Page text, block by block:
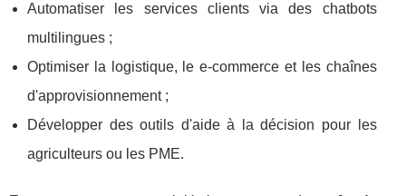
Automatiser les services clients via des chatbots
multilingues ;
Optimiser la logistique, le e-commerce et les chaînes
d'approvisionnement ;
Développer des outils d'aide à la décision pour les
agriculteurs ou les PME.